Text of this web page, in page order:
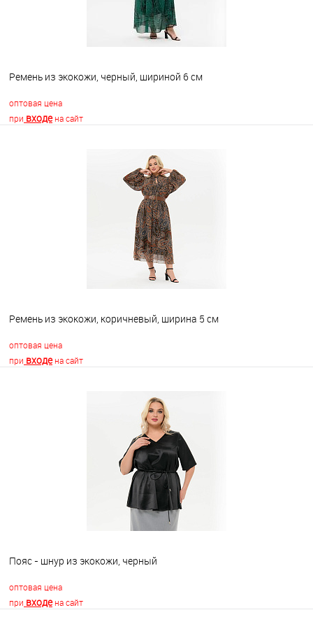
Ремень из экокожи, черный, шириной 6 см
оптовая цена
при входена сайт
В корзину
Ремень из экокожи, коричневый, ширина 5 см
оптовая цена
при входена сайт
В корзину
Пояс - шнур из экокожи, черный
оптовая цена
при входена сайт